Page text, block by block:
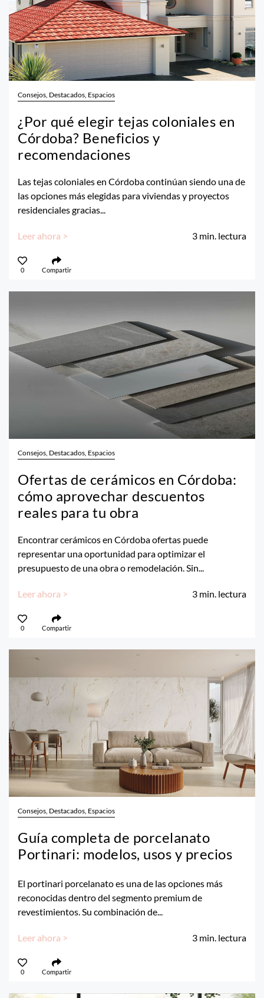
Consejos, Destacados, Espacios
¿Por qué elegir tejas coloniales en
Córdoba? Beneficios y
recomendaciones
Las tejas coloniales en Córdoba continúan siendo una de
las opciones más elegidas para viviendas y proyectos
residenciales gracias...
Leer ahora > 3 min. lectura
0 Compartir
Consejos, Destacados, Espacios
Ofertas de cerámicos en Córdoba:
cómo aprovechar descuentos
reales para tu obra
Encontrar cerámicos en Córdoba ofertas puede
representar una oportunidad para optimizar el
presupuesto de una obra o remodelación. Sin...
Leer ahora > 3 min. lectura
0 Compartir
Consejos, Destacados, Espacios
Guía completa de porcelanato
Portinari: modelos, usos y precios
El portinari porcelanato es una de las opciones más
reconocidas dentro del segmento premium de
revestimientos. Su combinación de...
Leer ahora > 3 min. lectura
0 Compartir